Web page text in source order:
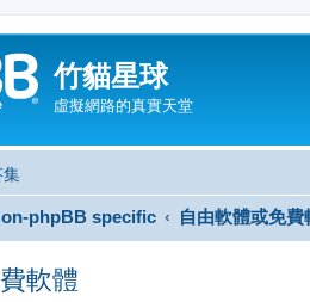
竹貓星球
虛擬網路的真實天堂
集
phpBB specific 自由軟體或免費
軟體